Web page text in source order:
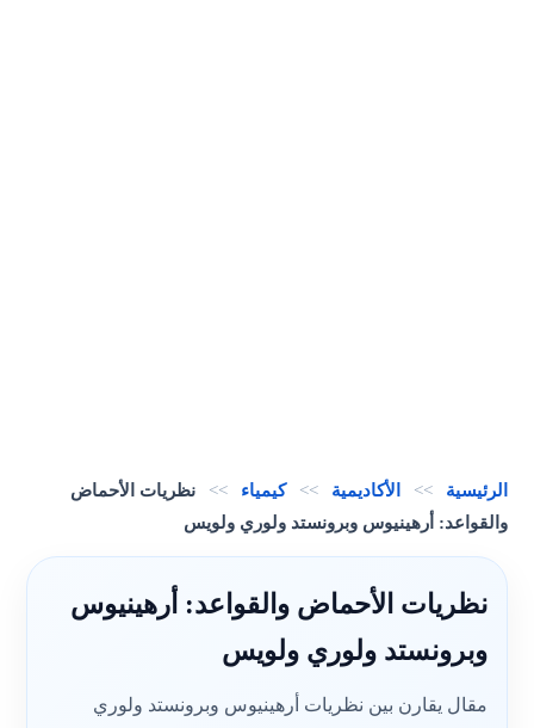
الرئيسية >> الأكاديمية >> كيمياء >>
نظريات الأحماض
والقواعد: أرهينيوس وبرونستد ولوري ولويس
نظريات الأحماض والقواعد: أرهينيوس
وبرونستد ولوري ولويس
مقال يقارن بين نظريات أرهينيوس وبرونستد ولوري